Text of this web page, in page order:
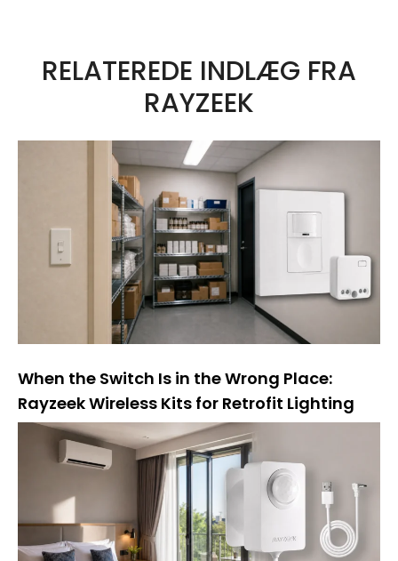
RELATEREDE INDLÆG FRA
RAYZEEK
When the Switch Is in the Wrong Place:
Rayzeek Wireless Kits for Retrofit Lighting